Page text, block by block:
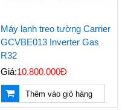
Máy lạnh treo tường Carrier
GCVBE013 Inverter Gas
R32
Giá:10.800.000Đ
Thêm vào giỏ hàng